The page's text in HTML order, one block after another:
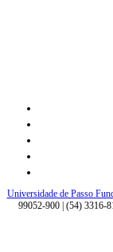
Universidade de Passo
99052-900 | (54) 3316-